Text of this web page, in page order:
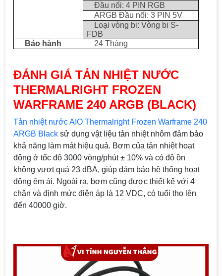
Đầu nối: 4 PIN RGB
ARGB Đầu nối: 3 PIN 5V
Loại vòng bi: Vòng bi S-
FDB
Bảo hành
24 Tháng
ĐÁNH GIÁ TẢN NHIỆT NƯỚC
THERMALRIGHT FROZEN
WARFRAME 240 ARGB (BLACK)
Tản nhiệt nước AIO Thermalright Frozen Warframe 240
ARGB Black sử dụng vật liệu tản nhiệt nhôm đảm bảo
khả năng làm mát hiệu quả. Bơm của tản nhiệt hoạt
động ở tốc độ 3000 vòng/phút ± 10% và có độ ồn
không vượt quá 23 dBA, giúp đảm bảo hệ thống hoạt
động êm ái. Ngoài ra, bơm cũng được thiết kế với 4
chân và định mức điện áp là 12 VDC, có tuổi thọ lên
đến 40000 giờ.